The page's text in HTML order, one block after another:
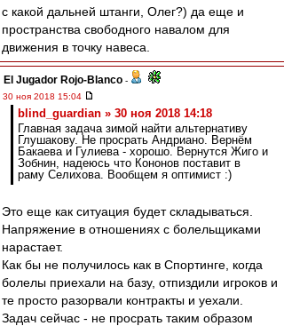
с какой дальней штанги, Олег?) да еще и
пространства свободного навалом для
движения в точку навеса.
El Jugador Rojo-Blanco -
30 ноя 2018 15:04
blind_guardian » 30 ноя 2018 14:18
Главная задача зимой найти альтернативу
Глушакову. Не просрать Андриано. Вернём
Бакаева и Гулиева - хорошо. Вернутся Жиго и
Зобнин, надеюсь что Кононов поставит в
раму Селихова. Вообщем я оптимист :)
Это еще как ситуация будет складываться.
Напряжение в отношениях с болельщиками
нарастает.
Как бы не получилось как в Спортинге, когда
болелы приехали на базу, отпиздили игроков и
те просто разорвали контракты и уехали.
Задач сейчас - не просрать таким образом